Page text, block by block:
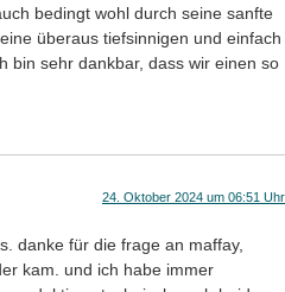
bedingt wohl durch seine sanfte
überaus tiefsinnigen und einfach
bin sehr dankbar, dass wir einen so
24. Oktober 2024 um 06:51 Uhr
danke für die frage an maffay,
kam. und ich habe immer